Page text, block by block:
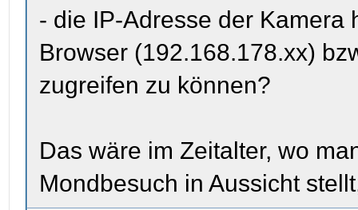
- die IP-Adresse der Kamera
Browser (192.168.178.xx)
zugreifen zu können?
Das wäre im Zeitalter, wo
Mondbesuch in Aussicht